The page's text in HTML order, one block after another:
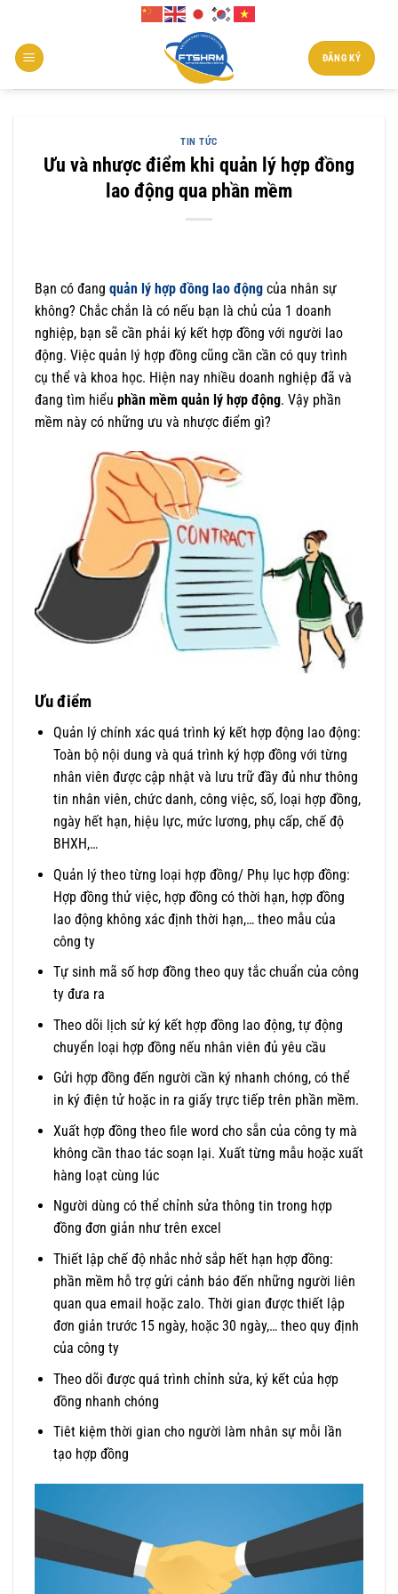
nội
dung
ĐĂNG KÝ
TIN TỨC
Ưu và nhược điểm khi quản lý hợp đồng
lao động qua phần mềm
Bạn có đang quản lý hợp đồng lao động của nhân sự
không? Chắc chắn là có nếu bạn là chủ của 1 doanh
nghiệp, bạn sẽ cần phải ký kết hợp đồng với người lao
động. Việc quản lý hợp đồng cũng cần cần có quy trình
cụ thể và khoa học. Hiện nay nhiều doanh nghiệp đã và
đang tìm hiểu phần mềm quản lý hợp động. Vậy phần
mềm này có những ưu và nhược điểm gì?
Ưu điểm
Quản lý chính xác quá trình ký kết hợp động lao động:
Toàn bộ nội dung và quá trình ký hợp đồng với từng
nhân viên được cập nhật và lưu trữ đầy đủ như thông
tin nhân viên, chức danh, công việc, số, loại hợp đồng,
ngày hết hạn, hiệu lực, mức lương, phụ cấp, chế độ
BHXH,…
Quản lý theo từng loại hợp đồng/ Phụ lục hợp đồng:
Hợp đồng thử việc, hợp đồng có thời hạn, hợp đồng
lao động không xác định thời hạn,… theo mẫu của
công ty
Tự sinh mã số hơp đồng theo quy tắc chuẩn của công
ty đưa ra
Theo dõi lịch sử ký kết hợp đồng lao động, tự động
chuyển loại hợp đồng nếu nhân viên đủ yêu cầu
Gửi hợp đồng đến người cần ký nhanh chóng, có thể
in ký điện tử hoặc in ra giấy trực tiếp trên phần mềm.
Xuất hợp đồng theo file word cho sẵn của công ty mà
không cần thao tác soạn lại. Xuất từng mẫu hoặc xuất
hàng loạt cùng lúc
Người dùng có thể chỉnh sửa thông tin trong hợp
đồng đơn giản như trên excel
Thiết lập chế độ nhắc nhở sắp hết hạn hợp đồng:
phần mềm hỗ trợ gửi cảnh báo đến những người liên
quan qua email hoặc zalo. Thời gian được thiết lập
đơn giản trước 15 ngày, hoặc 30 ngày,… theo quy định
của công ty
Theo dõi được quá trình chỉnh sửa, ký kết của hợp
đồng nhanh chóng
Tiêt kiệm thời gian cho người làm nhân sự mỗi lần
tạo hợp đồng